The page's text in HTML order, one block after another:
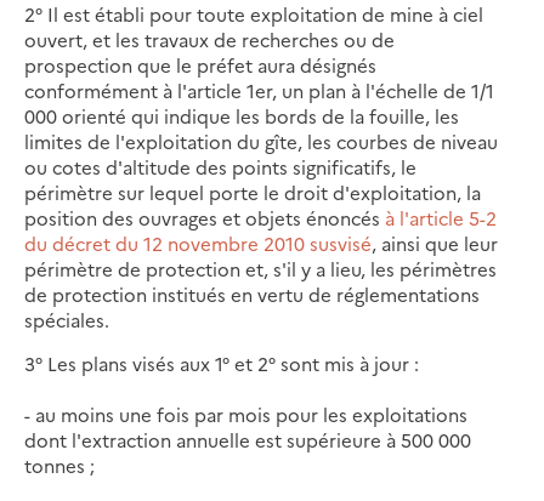
2° Il est établi pour toute exploitation de mine à ciel
ouvert, et les travaux de recherches ou de
prospection que le préfet aura désignés
conformément à l'article 1er, un plan à l'échelle de 1/1
000 orienté qui indique les bords de la fouille, les
limites de l'exploitation du gîte, les courbes de niveau
ou cotes d'altitude des points significatifs, le
périmètre sur lequel porte le droit d'exploitation, la
position des ouvrages et objets énoncés à l'article 5-2
du décret du 12 novembre 2010 susvisé, ainsi que leur
périmètre de protection et, s'il y a lieu, les périmètres
de protection institués en vertu de réglementations
spéciales.
3° Les plans visés aux 1° et 2° sont mis à jour :
- au moins une fois par mois pour les exploitations
dont l'extraction annuelle est supérieure à 500 000
tonnes ;